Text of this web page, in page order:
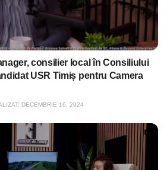
consilier local în Consiliului
USR Timiș pentru Camera
DECEMBRIE 16, 2024